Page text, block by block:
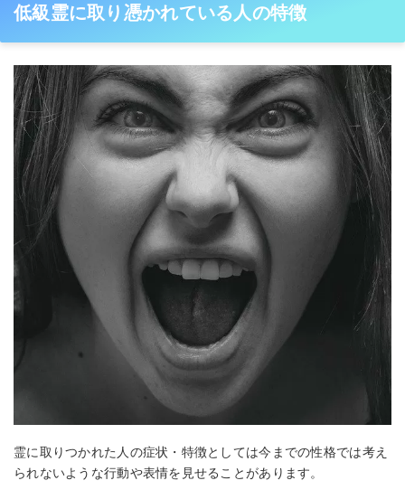
低級霊に取り憑かれている人の特徴
霊に取りつかれた人の症状・特徴としては今までの性格では考え
られないような行動や表情を見せることがあります。